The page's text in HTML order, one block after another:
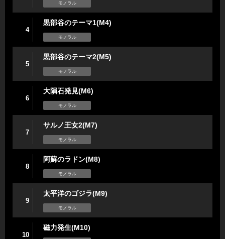
モノラル
4
黒部谷のテーマ1(M4)
モノラル
5
黒部谷のテーマ2(M5)
モノラル
6
大隕石発見(M6)
モノラル
7
サルノ王女2(M7)
モノラル
8
阿蘇のラドン(M8)
モノラル
9
太平洋のゴジラ(M9)
モノラル
10
磁力発生(M10)